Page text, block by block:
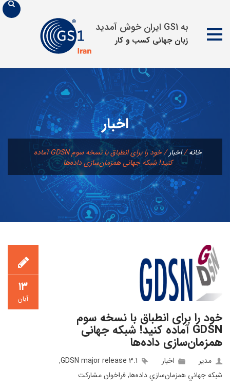
به GS1 ایران خوش آمدید
زبان جهانی كسب و كار
محتوا
اخبار
خانه/اخبار/
خود را برای انطباق با نسخه سوم GDSN آماده
کنید! شبکه جهانی همزمان‌سازی داده‌ها
۱۳
آبان
خود را برای انطباق با نسخه سوم
GDSN آماده کنید! شبکه جهانی
همزمان‌سازی داده‌ها
مدیر اخبار GDSN major release 3.1
,
شبكه جهاني همزمان‌سازي داده‌ها,فراخوان مشاركت